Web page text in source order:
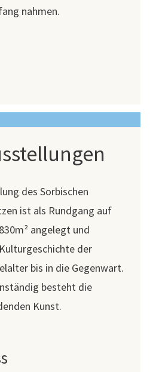
nahmen.
des Sorbischen
ist als Rundgang auf
angelegt und
der
bis in die Gegenwart.
besteht die
Kunst.